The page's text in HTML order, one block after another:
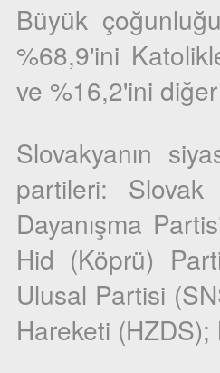
Büyük
%68,9'ini
ve %16,2'ini
Slovakyanın
partileri:
Dayanışma
Hid (Köprü)
Ulusal Partisi
Hareketi